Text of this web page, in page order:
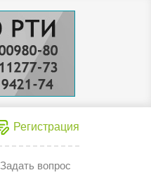
Регистрация
Задать вопрос